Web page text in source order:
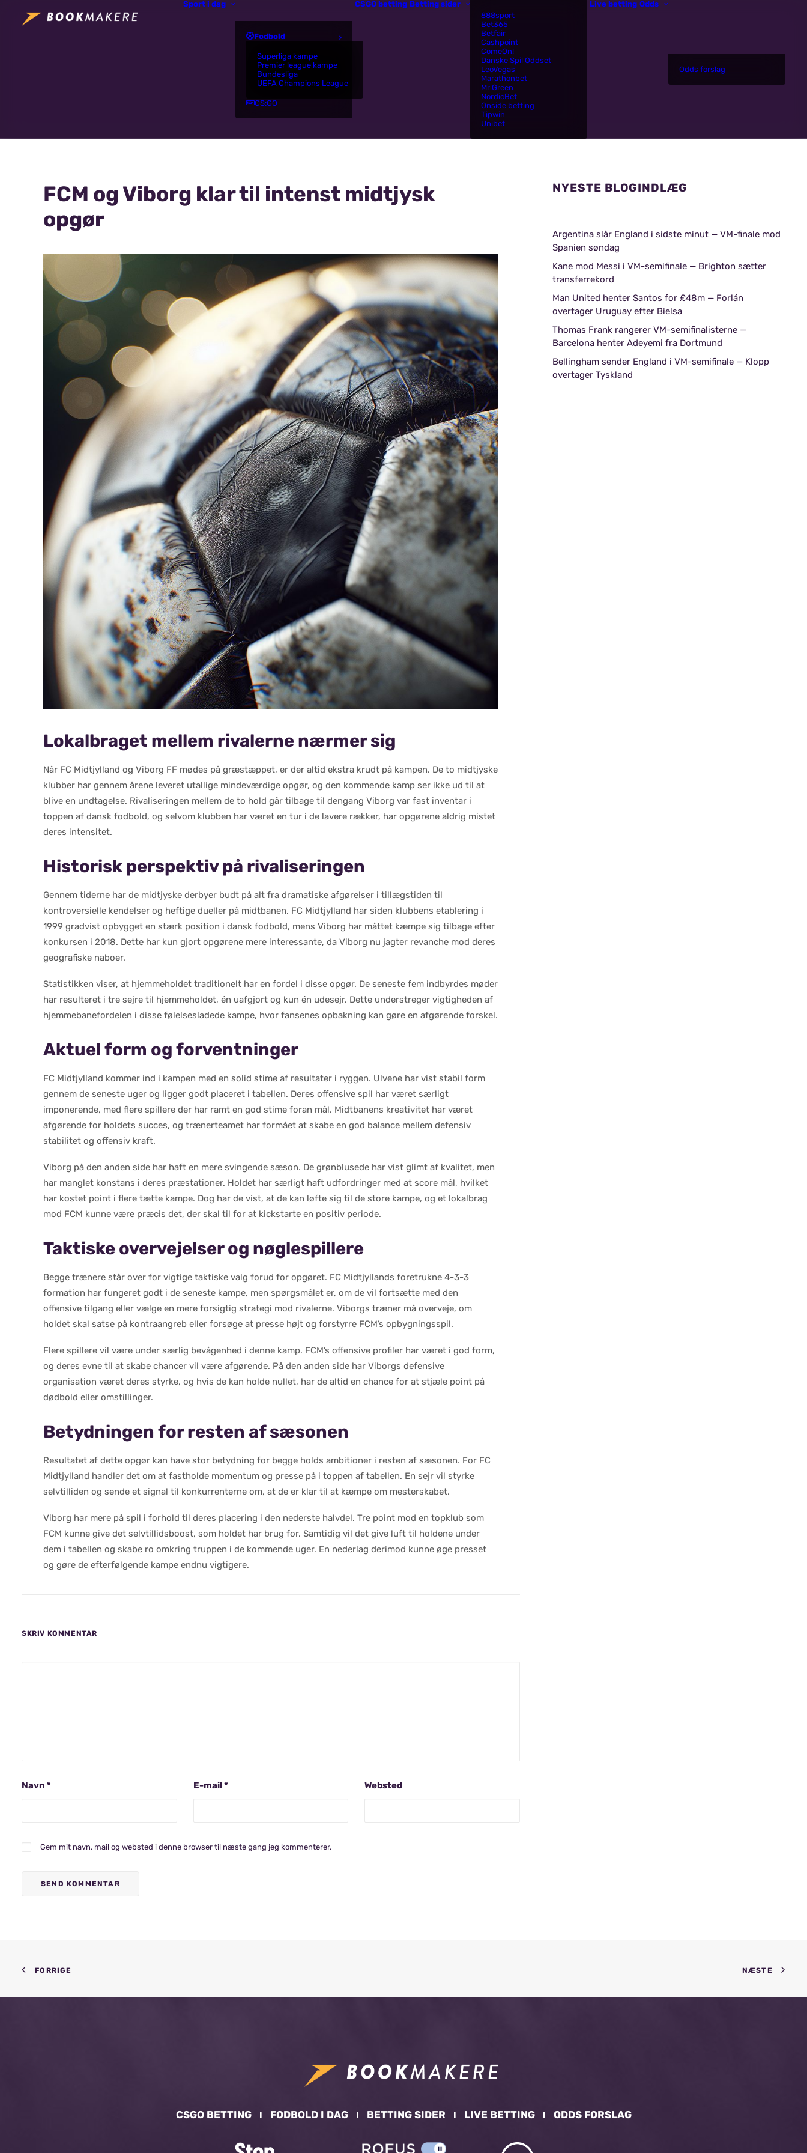
Sport i dag
Fodbold
Superliga kampe
Premier league kampe
Bundesliga
UEFA Champions League
CS:GO
CSGO betting Betting sider
888sport
Bet365
Betfair
Cashpoint
ComeOn!
Danske Spil Oddset
LeoVegas
Marathonbet
Mr Green
NordicBet
Onside betting
Tipwin
Unibet
Live betting Odds
Odds forslag
FCM og Viborg klar til intenst midtjysk
opgør
Lokalbraget mellem rivalerne nærmer sig
Når FC Midtjylland og Viborg FF mødes på græstæppet, er der altid ekstra krudt på kampen. De to midtjyske
klubber har gennem årene leveret utallige mindeværdige opgør, og den kommende kamp ser ikke ud til at
blive en undtagelse. Rivaliseringen mellem de to hold går tilbage til dengang Viborg var fast inventar i
toppen af dansk fodbold, og selvom klubben har været en tur i de lavere rækker, har opgørene aldrig mistet
deres intensitet.
Historisk perspektiv på rivaliseringen
Gennem tiderne har de midtjyske derbyer budt på alt fra dramatiske afgørelser i tillægstiden til
kontroversielle kendelser og heftige dueller på midtbanen. FC Midtjylland har siden klubbens etablering i
1999 gradvist opbygget en stærk position i dansk fodbold, mens Viborg har måttet kæmpe sig tilbage efter
konkursen i 2018. Dette har kun gjort opgørene mere interessante, da Viborg nu jagter revanche mod deres
geografiske naboer.
Statistikken viser, at hjemmeholdet traditionelt har en fordel i disse opgør. De seneste fem indbyrdes møder
har resulteret i tre sejre til hjemmeholdet, én uafgjort og kun én udesejr. Dette understreger vigtigheden af
hjemmebanefordelen i disse følelsesladede kampe, hvor fansenes opbakning kan gøre en afgørende forskel.
Aktuel form og forventninger
FC Midtjylland kommer ind i kampen med en solid stime af resultater i ryggen. Ulvene har vist stabil form
gennem de seneste uger og ligger godt placeret i tabellen. Deres offensive spil har været særligt
imponerende, med flere spillere der har ramt en god stime foran mål. Midtbanens kreativitet har været
afgørende for holdets succes, og trænerteamet har formået at skabe en god balance mellem defensiv
stabilitet og offensiv kraft.
Viborg på den anden side har haft en mere svingende sæson. De grønblusede har vist glimt af kvalitet, men
har manglet konstans i deres præstationer. Holdet har særligt haft udfordringer med at score mål, hvilket
har kostet point i flere tætte kampe. Dog har de vist, at de kan løfte sig til de store kampe, og et lokalbrag
mod FCM kunne være præcis det, der skal til for at kickstarte en positiv periode.
Taktiske overvejelser og nøglespillere
Begge trænere står over for vigtige taktiske valg forud for opgøret. FC Midtjyllands foretrukne 4-3-3
formation har fungeret godt i de seneste kampe, men spørgsmålet er, om de vil fortsætte med den
offensive tilgang eller vælge en mere forsigtig strategi mod rivalerne. Viborgs træner må overveje, om
holdet skal satse på kontraangreb eller forsøge at presse højt og forstyrre FCM’s opbygningsspil.
Flere spillere vil være under særlig bevågenhed i denne kamp. FCM’s offensive profiler har været i god form,
og deres evne til at skabe chancer vil være afgørende. På den anden side har Viborgs defensive
organisation været deres styrke, og hvis de kan holde nullet, har de altid en chance for at stjæle point på
dødbold eller omstillinger.
Betydningen for resten af sæsonen
Resultatet af dette opgør kan have stor betydning for begge holds ambitioner i resten af sæsonen. For FC
Midtjylland handler det om at fastholde momentum og presse på i toppen af tabellen. En sejr vil styrke
selvtilliden og sende et signal til konkurrenterne om, at de er klar til at kæmpe om mesterskabet.
Viborg har mere på spil i forhold til deres placering i den nederste halvdel. Tre point mod en topklub som
FCM kunne give det selvtillidsboost, som holdet har brug for. Samtidig vil det give luft til holdene under
dem i tabellen og skabe ro omkring truppen i de kommende uger. En nederlag derimod kunne øge presset
og gøre de efterfølgende kampe endnu vigtigere.
SKRIV KOMMENTAR
Navn * E-mail* Websted
Gem mit navn, mail og websted i denne browser til næste gang jeg kommenterer.
NYESTE BLOGINDLÆG
Argentina slår England i sidste minut — VM-finale mod
Spanien søndag
Kane mod Messi i VM-semifinale — Brighton sætter
transferrekord
Man United henter Santos for £48m — Forlán
overtager Uruguay efter Bielsa
Thomas Frank rangerer VM-semifinalisterne —
Barcelona henter Adeyemi fra Dortmund
Bellingham sender England i VM-semifinale — Klopp
overtager Tyskland
FORRIGE NÆSTE
CSGO BETTINGΙ FODBOLD I DAGΙ BETTING SIDERΙ LIVE BETTINGΙ ODDS FORSLAG